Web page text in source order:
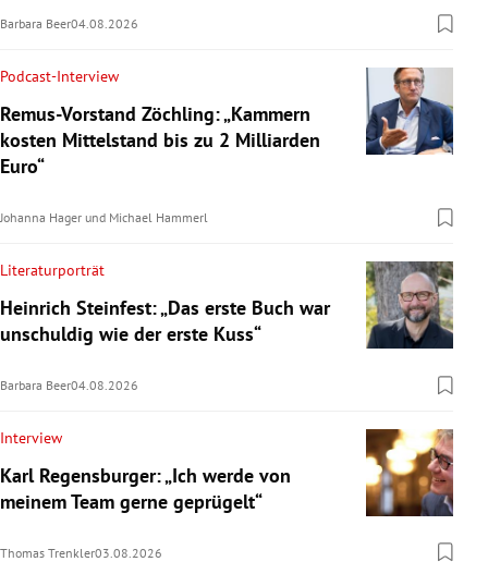
Barbara Beer04.08.2026
Podcast-Interview
Remus-Vorstand Zöchling: „Kammern
kosten Mittelstand bis zu 2 Milliarden
Euro“
Johanna Hager und Michael Hammerl
Literaturporträt
Heinrich Steinfest: „Das erste Buch war
unschuldig wie der erste Kuss“
Barbara Beer04.08.2026
Interview
Karl Regensburger: „Ich werde von
meinem Team gerne geprügelt“
Thomas Trenkler03.08.2026